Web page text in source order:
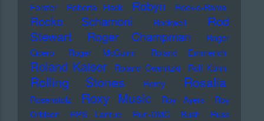
Forster
Roberta Flack Robyn Rock-o-Rama
Rocko Schamoni Rockwell
Rod
Stewart
Roger Champman
Roger
Cicero
Roger McGuinn Roland Emmerich
Roland Kaiser Roland Owsnitzki Rolf Kühn
Rolling Stones Romy Rosalia
Rosenstolz Roxy Music Roy Ayers
Roy
Orbison
RPS Lanrue Run-DMC Rush
Russ